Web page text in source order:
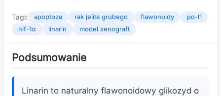
Tagi: apoptoza rak jelita grubego flawonoidy
pd-l1
hif-1α
linarin model xenograft
Podsumowanie
Linarin to naturalny flawonoidowy glikozyd o